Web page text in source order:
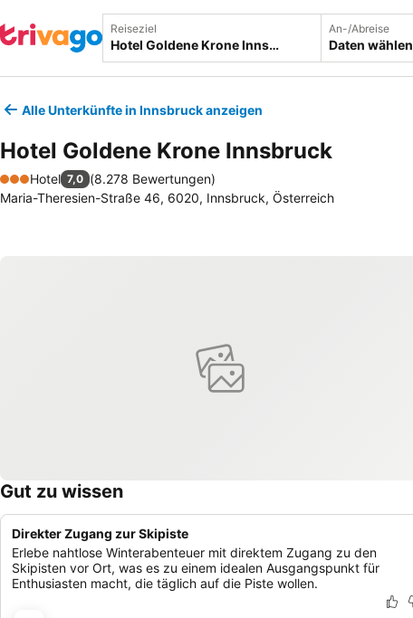
Reiseziel An-/Abreise
Daten wählen
Alle Unterkünfte in Innsbruck anzeigen
Hotel Goldene Krone Innsbruck
3 Sterne
Hotel 7,0 (8.278 Bewertungen)
Maria-Theresien-Straße 46, 6020, Innsbruck, Österreich
Gut zu wissen
Direkter Zugang zur Skipiste
Erlebe nahtlose Winterabenteuer mit direktem Zugang zu den
Skipisten vor Ort, was es zu einem idealen Ausgangspunkt für
Enthusiasten macht, die täglich auf die Piste wollen.